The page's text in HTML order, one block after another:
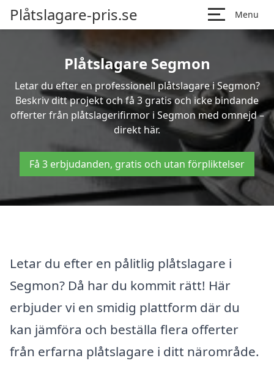
Plåtslagare-pris.se Menu
Plåtslagare Segmon
Letar du efter en professionell plåtslagare i Segmon?
Beskriv ditt projekt och få 3 gratis och icke bindande
offerter från plåtslagerifirmor i Segmon med omnejd –
direkt här.
Få 3 erbjudanden, gratis och utan förpliktelser
Letar du efter en pålitlig plåtslagare i
Segmon? Då har du kommit rätt! Här
erbjuder vi en smidig plattform där du
kan jämföra och beställa flera offerter
från erfarna plåtslagare i ditt närområde.